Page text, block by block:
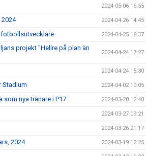
2024-05-06 16:55
2024-04-26 14:45
fotbollsutvecklare 2024-04-25 18:37
projekt "Hellre på plan än
2024-04-24 17:27
2024-04-24 15:30
Stadium 2024-04-02 10:05
som nya tränare i P17 2024-03-28 12:40
2024-03-27 09:21
2024-03-26 21:17
2024 2024-03-19 12:25